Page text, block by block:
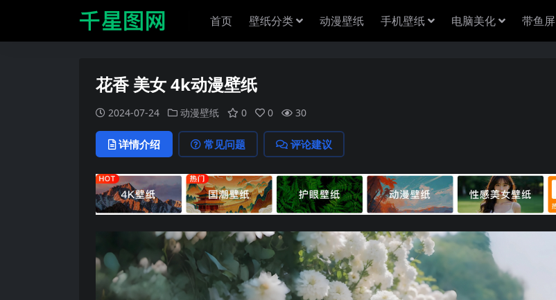
首页 壁纸分类 动漫壁纸 手机壁纸 电脑美化 带鱼屏
花香 美女 4k动漫壁纸
2024-07-24 动漫壁纸 0 0 30
详情介绍 常见问题 评论建议